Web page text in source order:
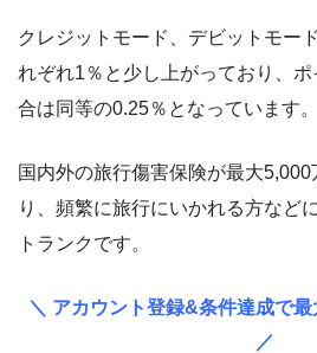
クレジットモード、デビットモー
れぞれ1％と少し上がっており、
合は同等の0.25％となっています。
国内外の旅行傷害保険が最大
り、頻繁に旅行にいかれる方など
トランクです。
＼ アカウント登録&条件達成で
／